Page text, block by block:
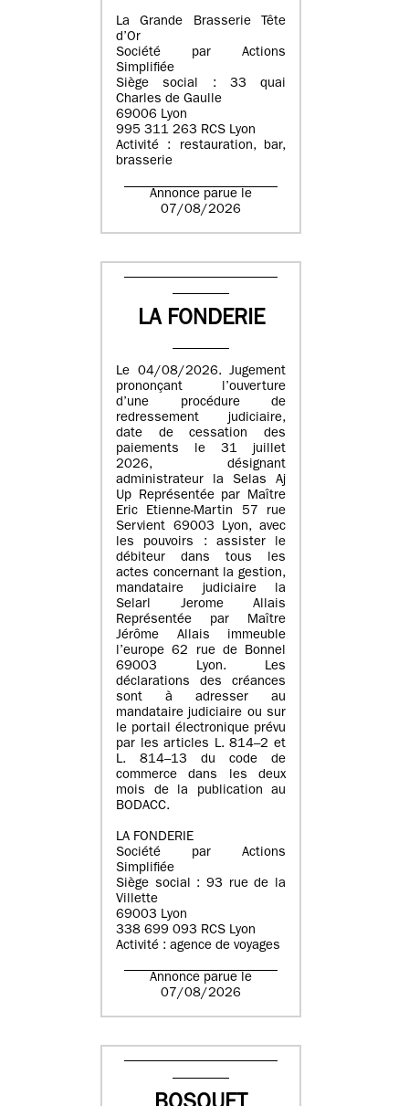
La Grande Brasserie Tête
d’Or
Société par Actions
Simplifiée
Siège social : 33 quai
Charles de Gaulle
69006 Lyon
995 311 263 RCS Lyon
Activité : restauration, bar,
brasserie
Annonce parue le
07/08/2026
LA FONDERIE
Le 04/08/2026. Jugement
prononçant l’ouverture
d’une procédure de
redressement judiciaire,
date de cessation des
paiements le 31 juillet
2026, désignant
administrateur la Selas Aj
Up Représentée par Maître
Eric Etienne-Martin 57 rue
Servient 69003 Lyon, avec
les pouvoirs : assister le
débiteur dans tous les
actes concernant la gestion,
mandataire judiciaire la
Selarl Jerome Allais
Représentée par Maître
Jérôme Allais immeuble
l’europe 62 rue de Bonnel
69003 Lyon. Les
déclarations des créances
sont à adresser au
mandataire judiciaire ou sur
le portail électronique prévu
par les articles L. 814–2 et
L. 814–13 du code de
commerce dans les deux
mois de la publication au
BODACC.
LA FONDERIE
Société par Actions
Simplifiée
Siège social : 93 rue de la
Villette
69003 Lyon
338 699 093 RCS Lyon
Activité : agence de voyages
Annonce parue le
07/08/2026